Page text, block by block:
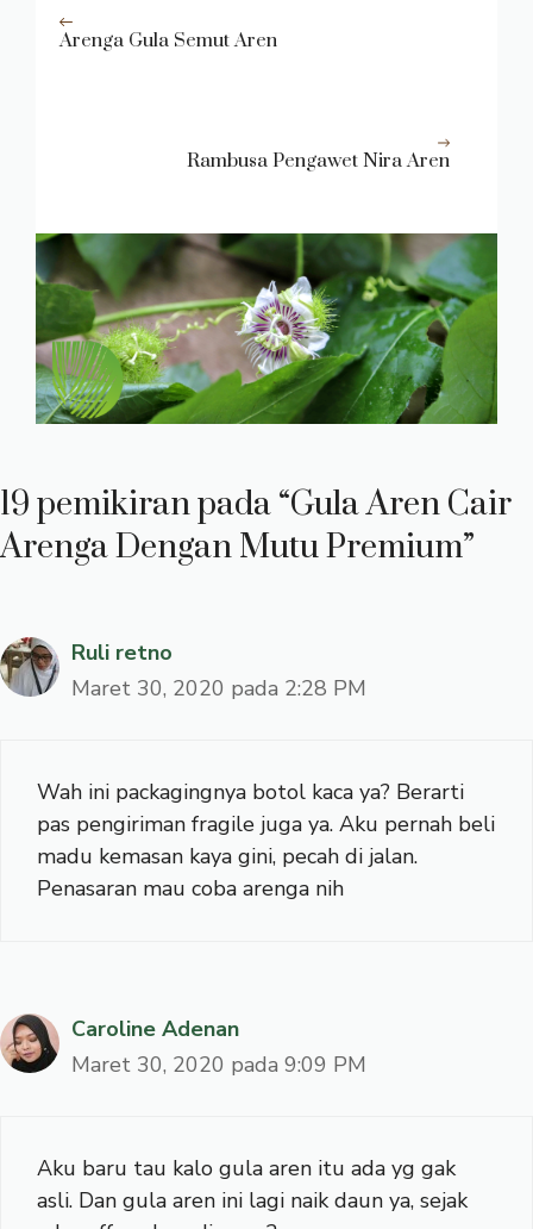
Arenga Gula Semut Aren
Rambusa Pengawet Nira Aren
19 pemikiran pada “Gula Aren Cair
Arenga Dengan Mutu Premium”
Ruli retno
Maret 30, 2020 pada 2:28 PM
Wah ini packagingnya botol kaca ya? Berarti
pas pengiriman fragile juga ya. Aku pernah beli
madu kemasan kaya gini, pecah di jalan.
Penasaran mau coba arenga nih
Caroline Adenan
Maret 30, 2020 pada 9:09 PM
Aku baru tau kalo gula aren itu ada yg gak
asli. Dan gula aren ini lagi naik daun ya, sejak